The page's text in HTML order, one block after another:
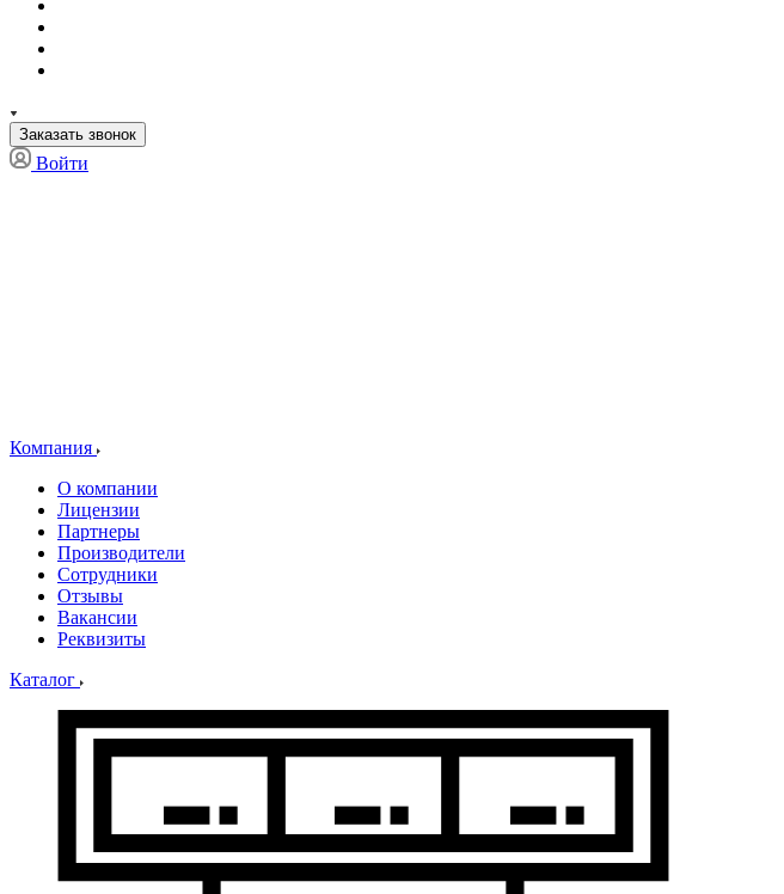
Заказать звонок
Войти
Компания
О компании
Лицензии
Партнеры
Производители
Сотрудники
Отзывы
Вакансии
Реквизиты
Каталог